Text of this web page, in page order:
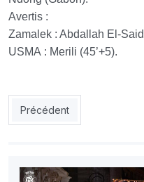
Avertis :
Zamalek : Abdallah El-Said
USMA : Merili (45’+5).
Article précédent : USMA
Précédent